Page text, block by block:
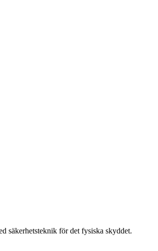
säkerhetsteknik för det fysiska skyddet.